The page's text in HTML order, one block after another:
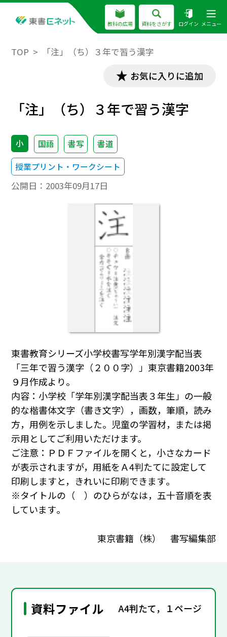
教科の広場 資料をさがす ログイン メニュー
TOP 「注」（ち）３年で習う漢字
お気に入りに追加
「注」（ち）３年で習う漢字
小 国語 書写
書道
授業プリント・ワークシート
公開日： 2003年09月17日
東書教育シリーズ小学校書写学年別漢字配当表
「三年で習う漢字（２００字）」東京書籍2003年
９月作成より。
内容：小学校「学年別漢字配当表３年生」の一般
的な楷書体文字（書き文字），画数，筆順，読み
方，用例を示しました。児童の学習材，または掲
示用としてご利用いただけます。
ご注意：ＰＤＦファイルを開くと，小さなカード
が表示されますが，用紙をＡ4判たてに設定して
印刷しますと，きれいに印刷できます｡
※タイトルの（ ）のひらがなは，五十音順を表
しています｡
東京書籍（株） 書写編集部
資料ファイル A4判たて，１ページ